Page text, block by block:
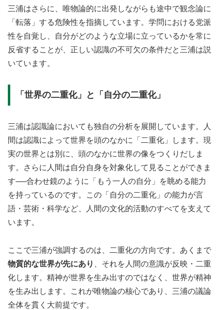
三浦はさらに、唯物論的に出発しながらも途中で観念論に
「転落」する危険性を指摘しています。学問における党派
性を自覚し、自分がどのような立場に立っているかを常に
反省することが、正しい認識の不可欠の条件だと三浦は説
いています。
「世界の二重化」と「自分の二重化」
三浦は認識論においても独自の分析を展開しています。人
間は認識によって世界を頭のなかに「二重化」します。現
実の世界とは別に、頭のなかに世界の像をつくりだしま
す。さらに人間は自分自身を対象化して見ることができま
す──合わせ鏡のように「もう一人の自分」を眺める能力
を持っているのです。この「自分の二重化」の能力が言
語・芸術・科学など、人間の文化的活動のすべてを支えて
います。
ここで三浦が強調するのは、二重化の方向です。あくまで
物質的な世界が先にあり
、それを人間の意識が反映・二重
化します。精神が世界を生み出すのではなく、世界が精神
を生み出します。これが唯物論の核心であり、三浦の議論
全体を貫く大前提です。